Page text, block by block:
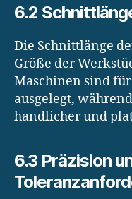
6.2
Die Schnittlänge
Größe der
Maschinen sind
ausgelegt,
handlicher und
6.3 Präzision